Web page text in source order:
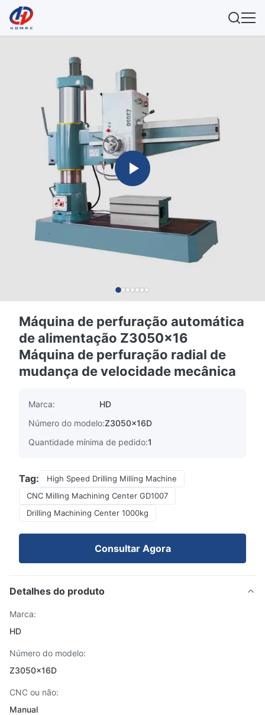
Máquina de perfuração automática
de alimentação Z3050x16
Máquina de perfuração radial de
mudança de velocidade mecânica
Marca:
HD
Número do modelo:Z3050x16D
Quantidade mínima de pedido:1
Tag:
High Speed Drilling Milling Machine
CNC Milling Machining Center GD1007
Drilling Machining Center 1000kg
Consultar Agora
Detalhes do produto
Marca:
HD
Número do modelo:
Z3050x16D
CNC ou não:
Manual